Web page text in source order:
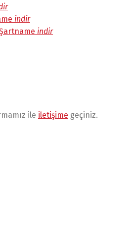
indir
indir
ile iletişime geçiniz.